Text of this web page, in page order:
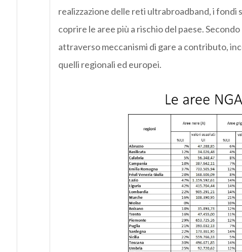
realizzazione delle reti ultrabroadband, i
coprire le aree più a rischio del paese.
attraverso meccanismi di gare a contributo,
quelli regionali ed europei.